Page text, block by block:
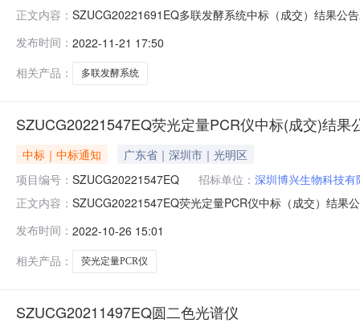
正文内容： SZUCG20221691EQ多联发酵系统中标（成交）结果公
应商名单：深圳天水生物设备有限公司，深圳市科泰生
发布时间： 2022-11-21 17:50
相关产品：
多联发酵系统
SZUCG20221547EQ荧光定量PCR仪中标(成交)结果
中标｜中标通知
广东省｜深圳市｜光明区
项目编号： SZUCG20221547EQ 招标单位： 深圳博兴生物科技有
正文内容： SZUCG20221547EQ荧光定量PCR仪中标（成交）结果
应商名单：深圳市科泰生物科技有限公司，深圳莱创科
发布时间： 2022-10-26 15:01
相关产品：
荧光定量PCR仪
SZUCG20211497EQ圆二色光谱仪